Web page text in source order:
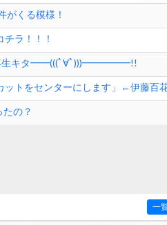
がくる模様！
ラ！！！
再生キタ━━(((ﾟ∀ﾟ)))━━━━━!!
ットをセンターにします」←伊藤百
の？
一